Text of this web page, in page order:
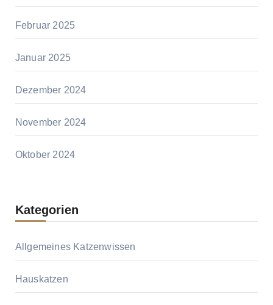
Februar 2025
Januar 2025
Dezember 2024
November 2024
Oktober 2024
Kategorien
Allgemeines Katzenwissen
Hauskatzen